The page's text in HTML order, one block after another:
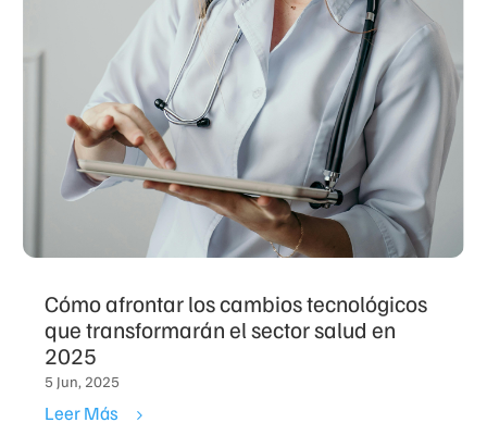
Cómo afrontar los cambios tecnológicos
que transformarán el sector salud en
2025
5 Jun, 2025
Leer Más